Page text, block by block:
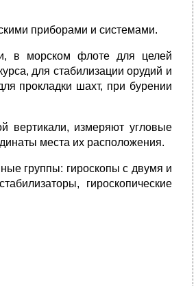
приборами и системами.
в морском флоте для целей
для стабилизации орудий и
про­кладки шахт, при бурении
вертикали, измеряют угловые
места их расположения.
группы: гироскопы с двумя и
гироскопические